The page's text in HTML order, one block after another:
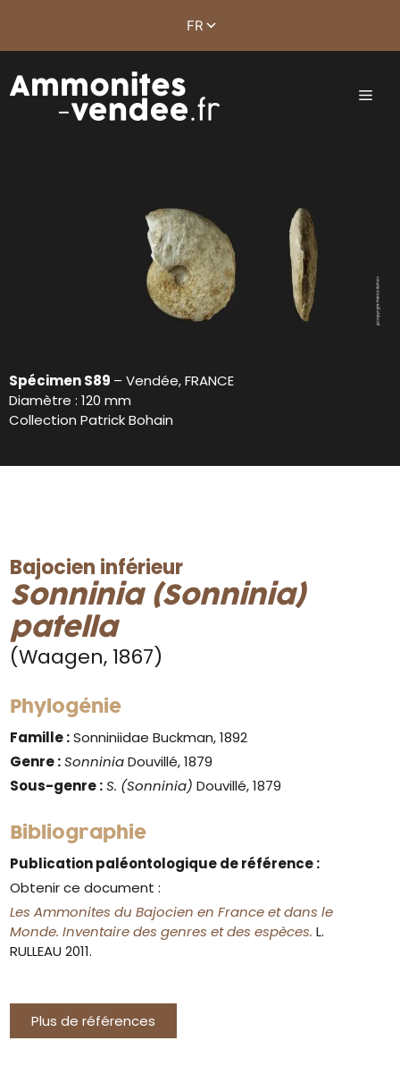
Spécimen S89 – Vendée, FRANCE
Diamètre : 120 mm
Collection Patrick Bohain
Bajocien inférieur
Sonninia (Sonninia)
patella
(Waagen, 1867)
Phylogénie
Famille :Sonniniidae Buckman, 1892
Genre : SonniniaDouvillé, 1879
Sous-genre : S. (Sonninia) Douvillé, 1879
Bibliographie
Publication paléontologique de référence :
Obtenir ce document :
Les Ammonites du Bajocien en France et dans le
Monde. Inventaire des genres et des espèces. L.
RULLEAU 2011.
Plus de références